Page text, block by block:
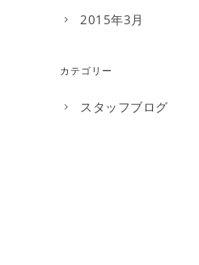
2015年3月
カテゴリー
スタッフブログ